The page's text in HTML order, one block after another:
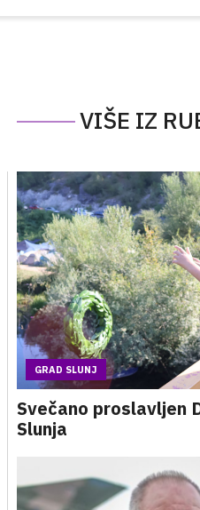
VIŠE IZ
GRAD SLUNJ
Svečano proslavljen
Slunja